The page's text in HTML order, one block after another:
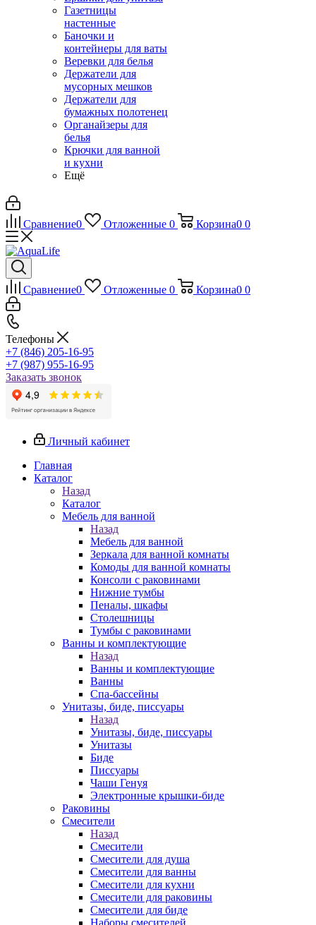
Газетницы
настенные
Баночки и
контейнеры для ваты
Веревки для белья
Держатели для
мусорных мешков
Держатели для
бумажных полотенец
Органайзеры для
белья
Крючки для ванной
и кухни
Ещё
Сравнение0 Отложенные 0 Корзина0 0
Сравнение0 Отложенные 0 Корзина0 0
Телефоны
+7 (846) 205-16-95
+7 (987) 955-16-95
Заказать звонок
Личный кабинет
Главная
Каталог
Назад
Каталог
Мебель для ванной
Назад
Мебель для ванной
Зеркала для ванной комнаты
Комоды для ванной комнаты
Консоли с раковинами
Нижние тумбы
Пеналы, шкафы
Столешницы
Тумбы с раковинами
Ванны и комплектующие
Назад
Ванны и комплектующие
Ванны
Спа-бассейны
Унитазы, биде, писсуары
Назад
Унитазы, биде, писсуары
Унитазы
Биде
Писсуары
Чаши Генуя
Электронные крышки-биде
Раковины
Смесители
Назад
Смесители
Смесители для душа
Смесители для ванны
Смесители для кухни
Смесители для раковины
Смесители для биде
Наборы смесителей